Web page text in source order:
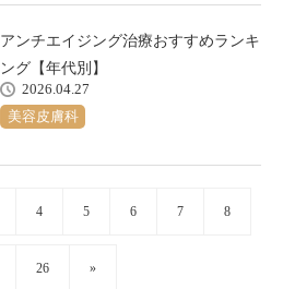
アンチエイジング治療おすすめランキ
ング【年代別】
2026.04.27
美容皮膚科
4 5 6 7 8
26 »